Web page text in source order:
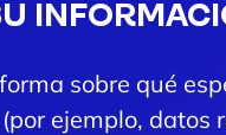
sobre qué
ejemplo,